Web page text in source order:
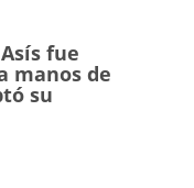
fue
manos de
su